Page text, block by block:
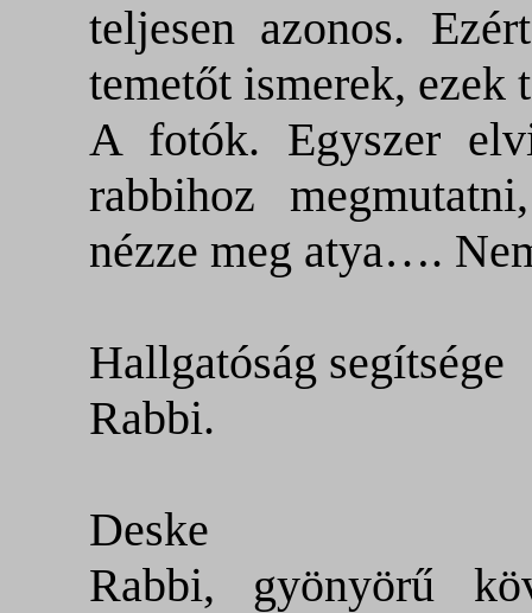
teljesen azonos.
temetőt ismerek, ezek
A fotók. Egyszer
rabbihoz
nézze meg atya….
Hallgatóság segítsége
Rabbi.
Deske
Rabbi, gyönyörű